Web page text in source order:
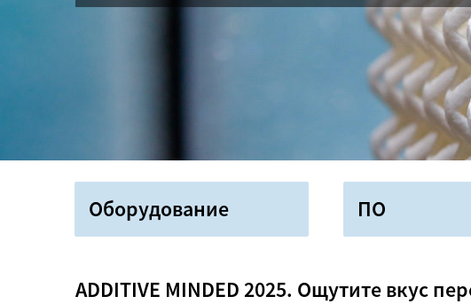
Оборудование ПО
ADDITIVE MINDED 2025. Ощутите вкус